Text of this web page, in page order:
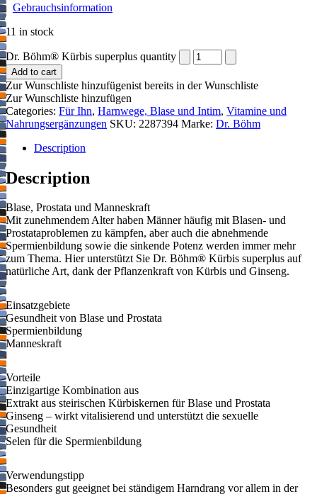
Gebrauchsinformation
11 in stock
Dr. Böhm® Kürbis superplus quantity
Add to cart
Zur Wunschliste hinzufügenist bereits in der Wunschliste
Zur Wunschliste hinzufügen
Categories: Für Ihn, Harnwege, Blase und Intim, Vitamine und
Nahrungsergänzungen SKU: 2287394 Marke: Dr. Böhm
Description
Description
Blase, Prostata und Manneskraft
Mit zunehmendem Alter haben Männer häufig mit Blasen- und
Prostataproblemen zu kämpfen, aber auch die abnehmende
Spermienbildung sowie die sinkende Potenz werden immer mehr
zum Thema. Hier unterstützt Sie Dr. Böhm® Kürbis superplus auf
natürliche Art, dank der Pflanzenkraft von Kürbis und Ginseng.
Einsatzgebiete
Gesundheit von Blase und Prostata
Spermienbildung
Manneskraft
Vorteile
Einzigartige Kombination aus
Extrakt aus steirischen Kürbiskernen für Blase und Prostata
Ginseng – wirkt vitalisierend und unterstützt die sexuelle
Gesundheit
Selen für die Spermienbildung
Verwendungstipp
Besonders gut geeignet bei ständigem Harndrang vor allem in der